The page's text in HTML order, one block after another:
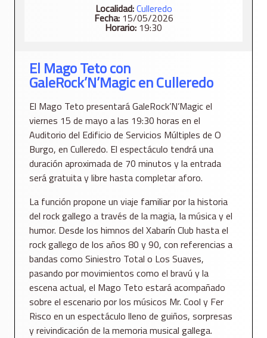
Localidad:Culleredo
Fecha:15/05/2026
Horario: 19:30
El Mago Teto con
GaleRock’N’Magic en Culleredo
El Mago Teto presentará GaleRock’N’Magic el
viernes 15 de mayo a las 19:30 horas en el
Auditorio del Edificio de Servicios Múltiples de O
Burgo, en Culleredo. El espectáculo tendrá una
duración aproximada de 70 minutos y la entrada
será gratuita y libre hasta completar aforo.
La función propone un viaje familiar por la historia
del rock gallego a través de la magia, la música y el
humor. Desde los himnos del Xabarín Club hasta el
rock gallego de los años 80 y 90, con referencias a
bandas como Siniestro Total o Los Suaves,
pasando por movimientos como el bravú y la
escena actual, el Mago Teto estará acompañado
sobre el escenario por los músicos Mr. Cool y Fer
Risco en un espectáculo lleno de guiños, sorpresas
y reivindicación de la memoria musical gallega.